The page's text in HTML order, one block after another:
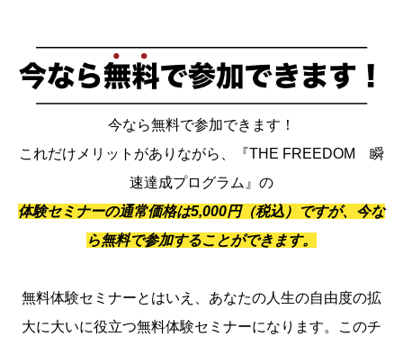
今なら無料で参加できます！
これだけメリットがありながら、『THE FREEDOM 瞬
速達成プログラム』の
体験セミナーの通常価格は5,000円（税込）ですが、今な
ら無料で参加することができます。
無料体験セミナーとはいえ、あなたの人生の自由度の拡
大に大いに役立つ無料体験セミナーになります。このチ